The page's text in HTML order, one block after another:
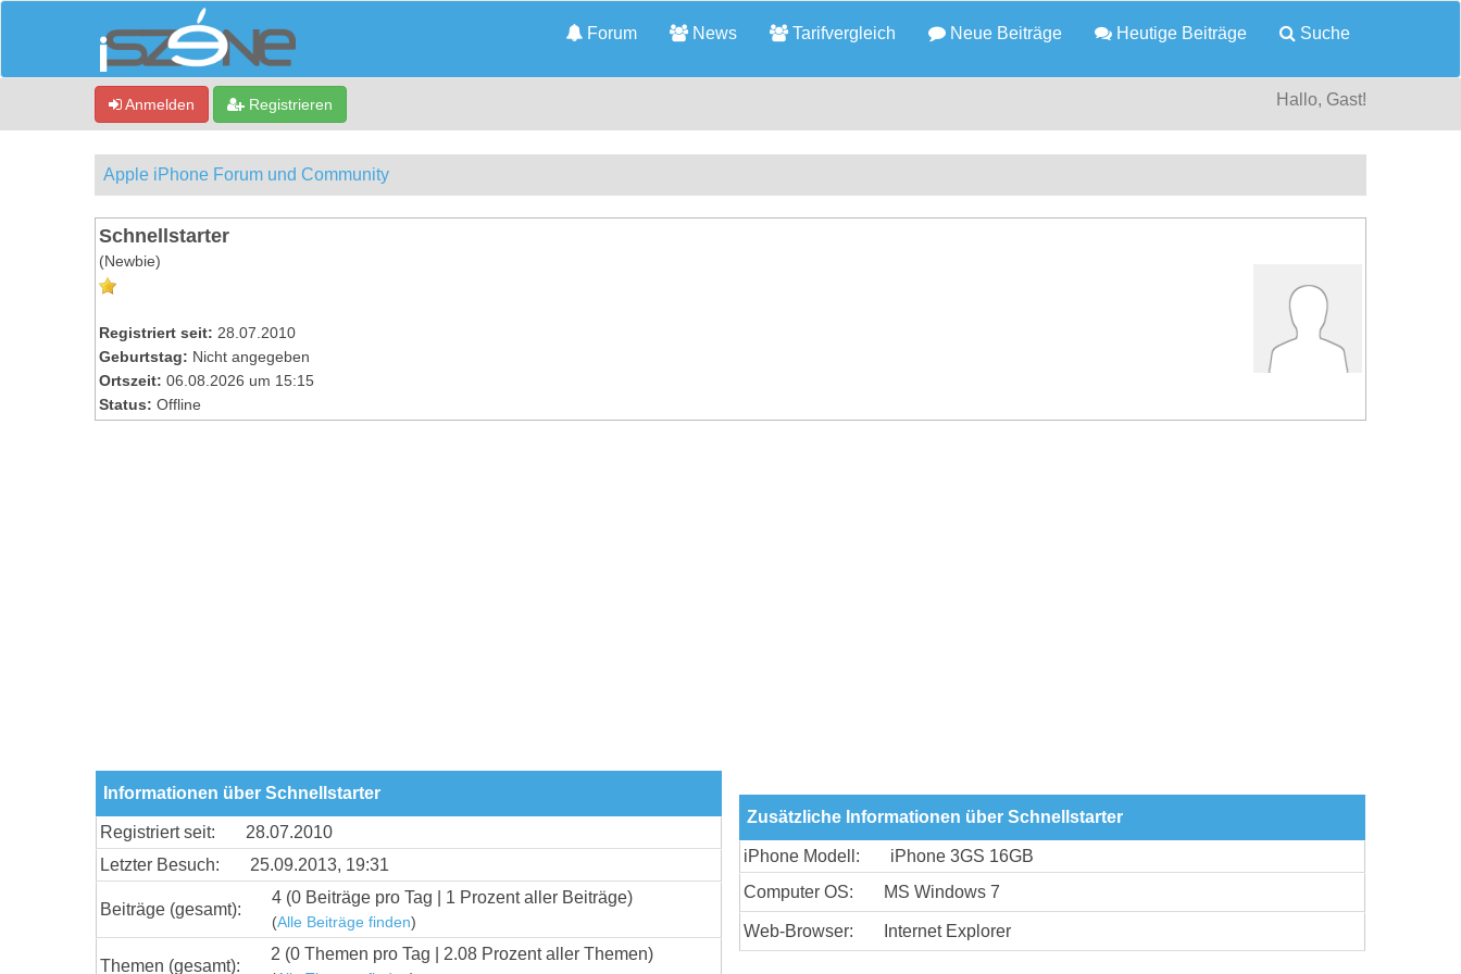
Forum News Tarifvergleich Neue Beiträge Heutige Beiträge Suche
Anmelden Registrieren Hallo, Gast!
Apple iPhone Forum und Community
Schnellstarter
(Newbie)
Registriert seit: 28.07.2010
Geburtstag: Nicht angegeben
Ortszeit: 06.08.2026 um 15:15
Status: Offline
Informationen über Schnellstarter
Registriert seit:
28.07.2010
Letzter Besuch:
25.09.2013, 19:31
Beiträge (gesamt):
4 (0 Beiträge pro Tag | 1 Prozent aller Beiträge)
(Alle Beiträge finden)
Themen (gesamt):
2 (0 Themen pro Tag | 2.08 Prozent aller Themen)
Zusätzliche Informationen über Schnellstarter
iPhone Modell:
iPhone 3GS 16GB
Computer OS:
MS Windows 7
Web-Browser: Internet Explorer